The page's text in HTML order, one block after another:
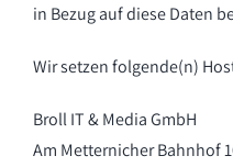
in Bezug auf diese Daten
Wir setzen folgende(n)
Broll IT & Media GmbH
Am Metternicher Bahnhof